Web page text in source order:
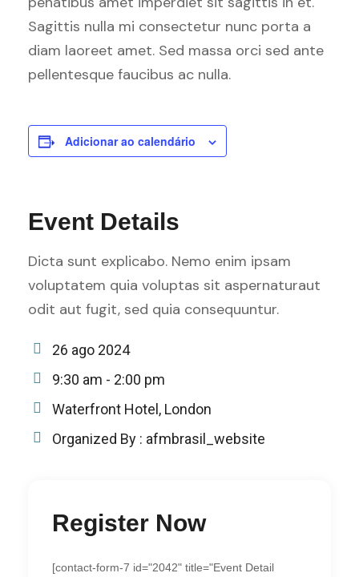
Sagittis nulla mi consectetur nunc porta a
diam laoreet amet. Sed massa orci sed ante
pellentesque faucibus ac nulla.
Adicionar ao calendário
Event Details
Dicta sunt explicabo. Nemo enim ipsam
voluptatem quia voluptas sit aspernaturaut
odit aut fugit, sed quia consequuntur.
26 ago 2024
9:30 am - 2:00 pm
Waterfront Hotel, London
Organized By : afmbrasil_website
Register Now
[contact-form-7 id="2042" title="Event Detail